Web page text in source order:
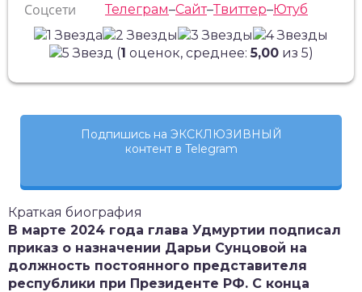
Соцсети Телеграм–Сайт–Твиттер–Ютуб
(1 оценок, среднее:5,00из 5)
Подпишись на ЭКСКЛЮЗИВНЫЙ
контент в Telegram
Краткая биография
В марте 2024 года глава Удмуртии подписал
приказ о назначении Дарьи Сунцовой на
должность постоянного представителя
республики при Президенте РФ. С конца